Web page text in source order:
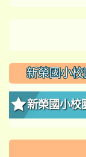
新榮國小
新榮國小校